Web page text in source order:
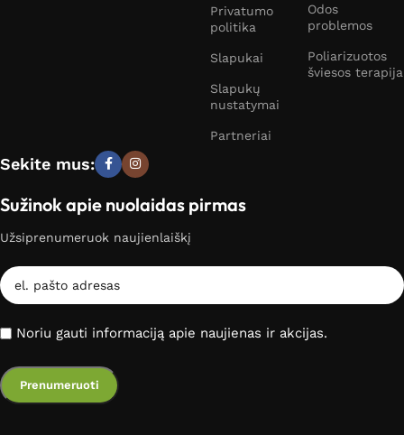
Privatumo
politika
Slapukai
Slapukų
nustatymai
Partneriai
Odos
problemos
Poliarizuotos
šviesos terapija
Sekite mus:
Sužinok apie nuolaidas pirmas
Užsiprenumeruok naujienlaiškį
Noriu gauti informaciją apie naujienas ir akcijas.